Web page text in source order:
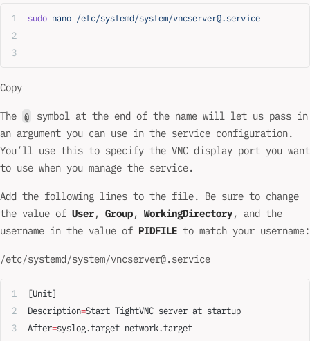
sudo nano /etc/systemd/system/vncserver@.service
Copy
The @
symbol at the end of the name will let us pass in
an argument you can use in the service configuration.
You’ll use this to specify the VNC display port you want
to use when you manage the service.
Add the following lines to the file. Be sure to change
the value of User, Group, WorkingDirectory, and the
username in the value of PIDFILE to match your username:
/etc/systemd/system/vncserver@.service
[Unit]
Description=Start TightVNC server at startup
After=syslog.target network.target